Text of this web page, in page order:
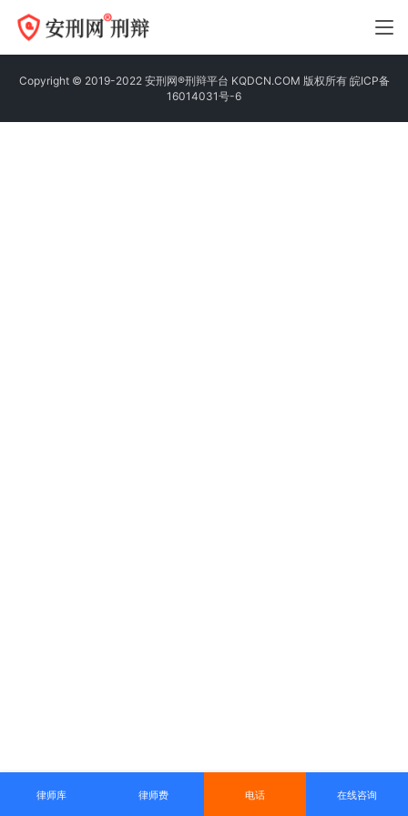
Copyright © 2019-2022 安刑网®刑辩平台 KQDCN.COM 版权所有 皖ICP备
16014031号-6
律师库 律师费 电话 在线咨询